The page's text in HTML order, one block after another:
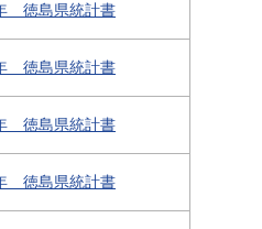
徳島県統計書
徳島県統計書
徳島県統計書
徳島県統計書